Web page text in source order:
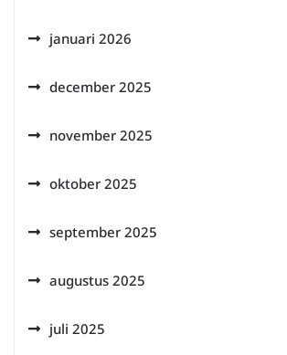
januari 2026
december 2025
november 2025
oktober 2025
september 2025
augustus 2025
juli 2025